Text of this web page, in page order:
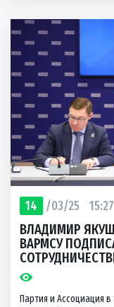
14 /03/25 15:27
ВЛАДИМИР
ВАРМСУ
Партия и Ассоциация